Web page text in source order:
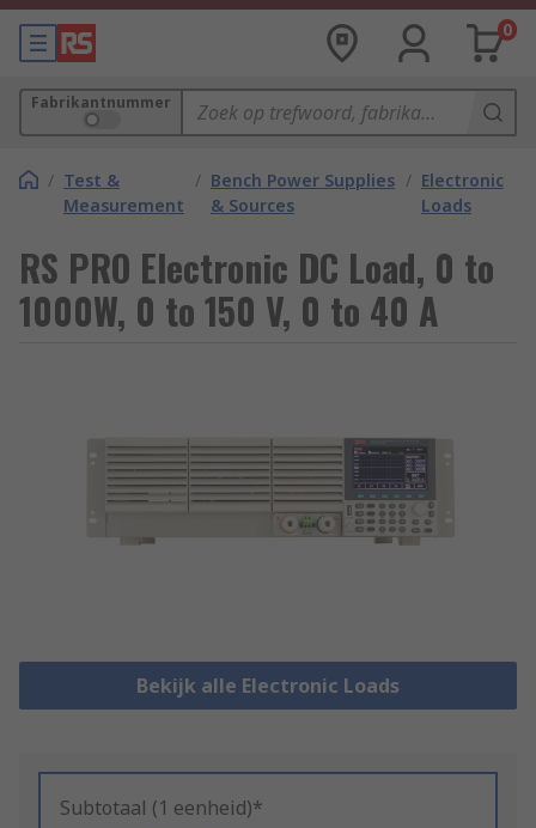
0
Fabrikantnummer
/ Test &
Measurement
/ Bench Power Supplies
& Sources
/ Electronic
Loads
RS PRO Electronic DC Load, 0 to
1000W, 0 to 150 V, 0 to 40 A
Bekijk alle Electronic Loads
Subtotaal (1 eenheid)*